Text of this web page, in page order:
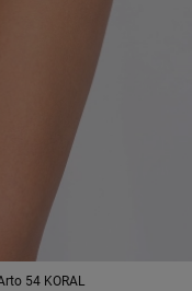
54 KORAL